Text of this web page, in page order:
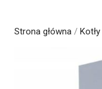
Strona główna / Kotły